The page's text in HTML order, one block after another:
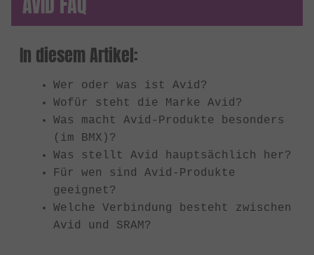
In diesem Artikel:
Wer oder was ist Avid?
Wofür steht die Marke Avid?
Was macht Avid-Produkte besonders
(im BMX)?
Was stellt Avid hauptsächlich her?
Für wen sind Avid-Produkte
geeignet?
Welche Verbindung besteht zwischen
Avid und SRAM?